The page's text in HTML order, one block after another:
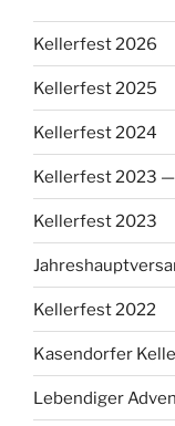
Kellerfest 2026
Kellerfest 2025
Kellerfest 2024
Kellerfest 2023 —
Kellerfest 2023
Kellerfest 2022
Kasendorfer
Lebendiger